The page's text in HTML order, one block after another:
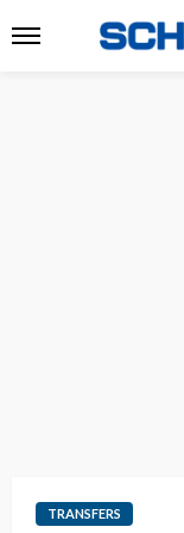
TRANSFERS